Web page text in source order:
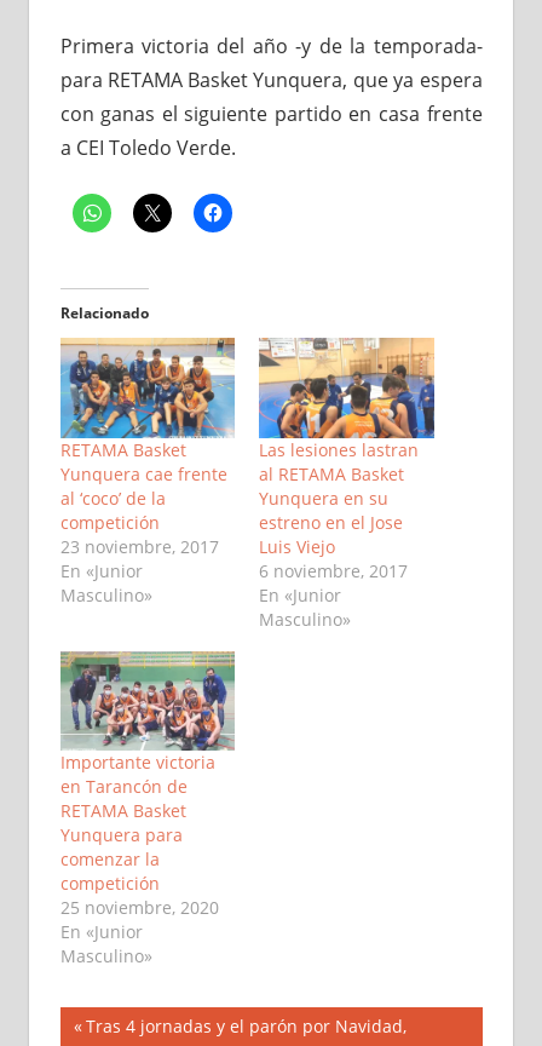
Primera victoria del año -y de la temporada-
para RETAMA Basket Yunquera, que ya espera
con ganas el siguiente partido en casa frente
a CEI Toledo Verde.
Relacionado
RETAMA Basket
Yunquera cae frente
al ‘coco’ de la
competición
23 noviembre, 2017
En «Junior
Masculino»
Las lesiones lastran
al RETAMA Basket
Yunquera en su
estreno en el Jose
Luis Viejo
6 noviembre, 2017
En «Junior
Masculino»
Importante victoria
en Tarancón de
RETAMA Basket
Yunquera para
comenzar la
competición
25 noviembre, 2020
En «Junior
Masculino»
Navegación
Entrada
Tras 4 jornadas y el parón por Navidad,